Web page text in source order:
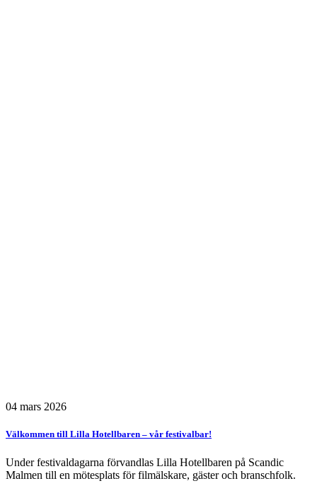
04 mars 2026
Välkommen till Lilla Hotellbaren – vår festivalbar!
Under festivaldagarna förvandlas Lilla Hotellbaren på Scandic
Malmen till en mötesplats för filmälskare, gäster och branschfolk.